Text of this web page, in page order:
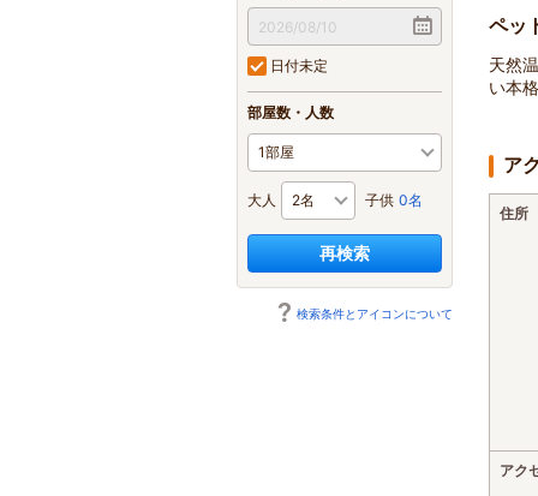
日付未定
部屋数・人数
大人 子供 0名
再検索
検索条件とアイコンについて
ペッ
天然
い本
ア
住所
アク